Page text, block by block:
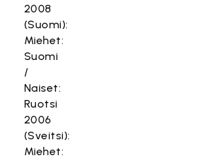
2008
(Suomi):
Miehet:
Suomi
/
Naiset:
Ruotsi
2006
(Sveitsi):
Miehet: